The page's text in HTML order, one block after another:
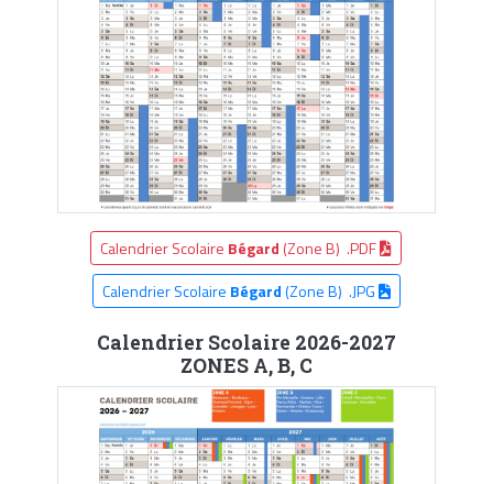
Calendrier Scolaire Bégard (Zone B) .PDF
Calendrier Scolaire Bégard(Zone B) .JPG
Calendrier Scolaire 2026-2027
ZONES A, B, C